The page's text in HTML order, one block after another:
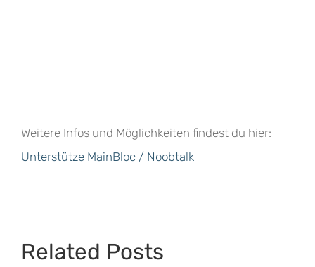
Weitere Infos und Möglichkeiten findest du hier:
Unterstütze MainBloc / Noobtalk
Related Posts